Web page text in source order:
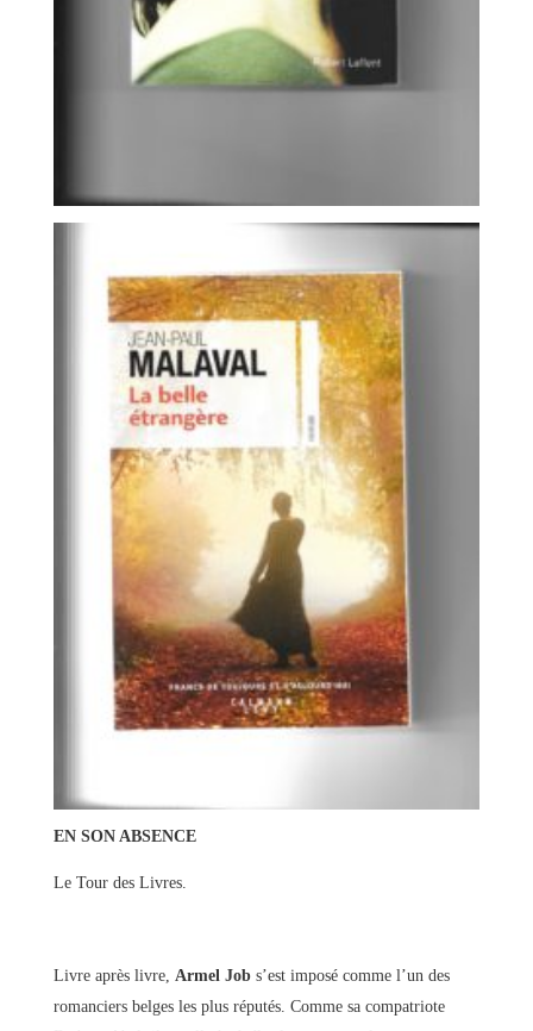
EN SON ABSENCE
Le Tour des Livres.
Livre après livre, Armel Jobs’est imposé comme l’un des
romanciers belges les plus réputés. Comme sa compatriote